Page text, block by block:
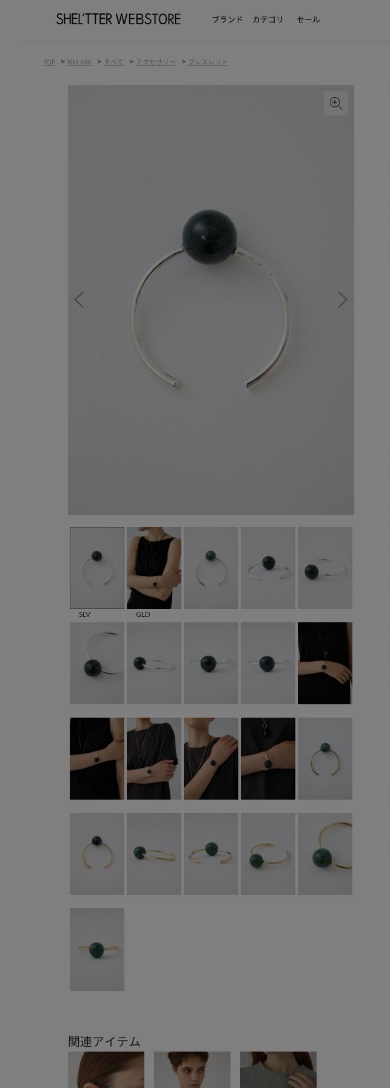
ブランド カテゴリ セール
TOP > RIM.ARK > すべて > アクセサリー > ブレスレット
SLV GLD
関連アイテム